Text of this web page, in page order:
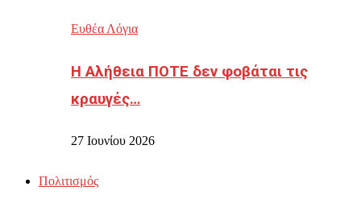
Ευθέα Λόγια
Η Αλήθεια ΠΟΤΕ δεν φοβάται τις
κραυγές…
27 Ιουνίου 2026
Πολιτισμός